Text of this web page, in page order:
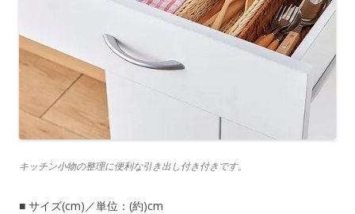
キッチン小物の整理に便利な引き出し付き付きです。
■ サイズ(cm)／単位：(約)cm